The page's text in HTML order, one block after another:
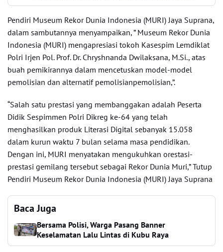
Pendiri Museum Rekor Dunia Indonesia (MURI) Jaya Suprana,
dalam sambutannya menyampaikan, ” Museum Rekor Dunia
Indonesia (MURI) mengapresiasi tokoh Kasespim Lemdiklat
Polri Irjen Pol. Prof. Dr. Chryshnanda Dwilaksana, M.Si., atas
buah pemikirannya dalam mencetuskan model-model
pemolisian dan alternatif pemolisianpemolisian,”.
“Salah satu prestasi yang membanggakan adalah Peserta
Didik Sespimmen Polri Dikreg ke-64 yang telah
menghasilkan produk Literasi Digital sebanyak 15.058
dalam kurun waktu 7 bulan selama masa pendidikan.
Dengan ini, MURI menyatakan mengukuhkan orestasi-
prestasi gemilang tersebut sebagai Rekor Dunia Muri,” Tutup
Pendiri Museum Rekor Dunia Indonesia (MURI) Jaya Suprana
Baca Juga
Bersama Polisi, Warga Pasang Banner
Keselamatan Lalu Lintas di Kubu Raya